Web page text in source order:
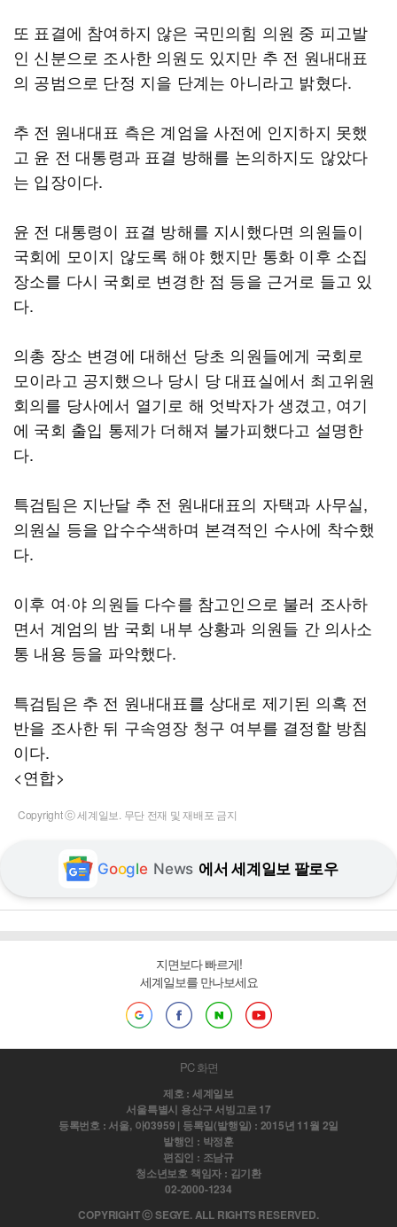
또 표결에 참여하지 않은 국민의힘 의원 중 피고발
인 신분으로 조사한 의원도 있지만 추 전 원내대표
의 공범으로 단정 지을 단계는 아니라고 밝혔다.
추 전 원내대표 측은 계엄을 사전에 인지하지 못했
고 윤 전 대통령과 표결 방해를 논의하지도 않았다
는 입장이다.
윤 전 대통령이 표결 방해를 지시했다면 의원들이
국회에 모이지 않도록 해야 했지만 통화 이후 소집
장소를 다시 국회로 변경한 점 등을 근거로 들고 있
다.
의총 장소 변경에 대해선 당초 의원들에게 국회로
모이라고 공지했으나 당시 당 대표실에서 최고위원
회의를 당사에서 열기로 해 엇박자가 생겼고, 여기
에 국회 출입 통제가 더해져 불가피했다고 설명한
다.
특검팀은 지난달 추 전 원내대표의 자택과 사무실,
의원실 등을 압수수색하며 본격적인 수사에 착수했
다.
이후 여·야 의원들 다수를 참고인으로 불러 조사하
면서 계엄의 밤 국회 내부 상황과 의원들 간 의사소
통 내용 등을 파악했다.
특검팀은 추 전 원내대표를 상대로 제기된 의혹 전
반을 조사한 뒤 구속영장 청구 여부를 결정할 방침
이다.
<연합>
Copyright ⓒ 세계일보. 무단 전재 및 재배포 금지
Google News 에서 세계일보 팔로우
지면보다 빠르게!
세계일보를 만나보세요
PC 화면
제호 : 세계일보
서울특별시 용산구 서빙고로 17
등록번호 : 서울, 아03959 | 등록일(발행일) : 2015년 11월 2일
발행인 : 박정훈
편집인 : 조남규
청소년보호 책임자 : 김기환
02-2000-1234
COPYRIGHT ⓒ SEGYE. ALL RIGHTS RESERVED.